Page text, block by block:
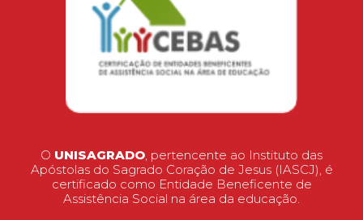
O UNISAGRADO, pertencente ao Instituto das
Apóstolas do Sagrado Coração de Jesus (IASCJ), é
certificado como Entidade Beneficente de
Assistência Social na área da educação.